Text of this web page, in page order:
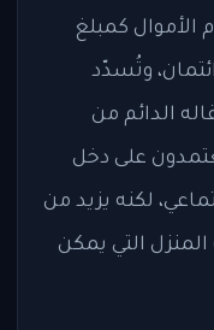
كمبلغ
وتُسدّد
الدائم من
على دخل
لكنه يزيد من
التي يمكن